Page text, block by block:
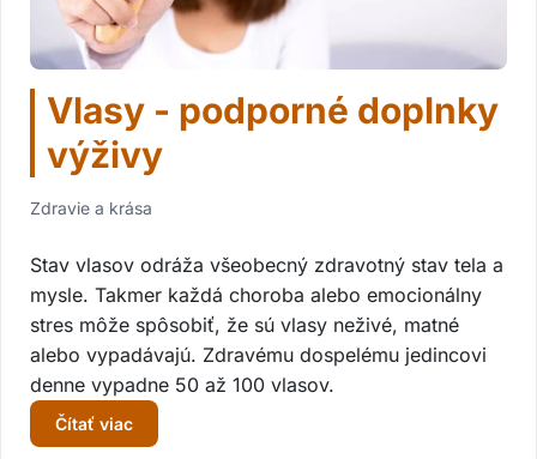
Vlasy - podporné doplnky
výživy
Zdravie a krása
Stav vlasov odráža všeobecný zdravotný stav tela a
mysle. Takmer každá choroba alebo emocionálny
stres môže spôsobiť, že sú vlasy neživé, matné
alebo vypadávajú. Zdravému dospelému jedincovi
denne vypadne 50 až 100 vlasov.
Čítať viac